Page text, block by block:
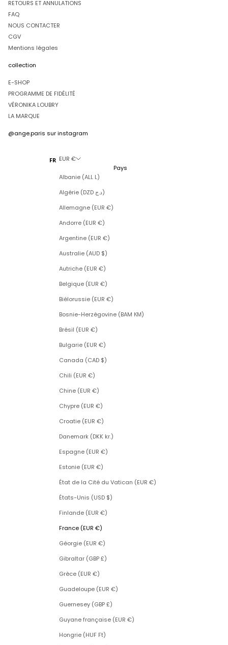
RETOURS ET ANNULATIONS
FAQ
NOUS CONTACTER
CGV
Mentions légales
collection
E-SHOP
PROGRAMME DE FIDÉLITÉ
VÉRONIKA LOUBRY
LA MARQUE
@ange.paris sur instagram
FR EUR €
Pays
Albanie (ALL L)
Algérie (DZD د.ج)
Allemagne (EUR €)
Andorre (EUR €)
Argentine (EUR €)
Australie (AUD $)
Autriche (EUR €)
Belgique (EUR €)
Biélorussie (EUR €)
Bosnie-Herzégovine (BAM КМ)
Brésil (EUR €)
Bulgarie (EUR €)
Canada (CAD $)
Chili (EUR €)
Chine (EUR €)
Chypre (EUR €)
Croatie (EUR €)
Danemark (DKK kr.)
Espagne (EUR €)
Estonie (EUR €)
État de la Cité du Vatican (EUR €)
États-Unis (USD $)
Finlande (EUR €)
France (EUR €)
Géorgie (EUR €)
Gibraltar (GBP £)
Grèce (EUR €)
Guadeloupe (EUR €)
Guernesey (GBP £)
Guyane française (EUR €)
Hongrie (HUF Ft)